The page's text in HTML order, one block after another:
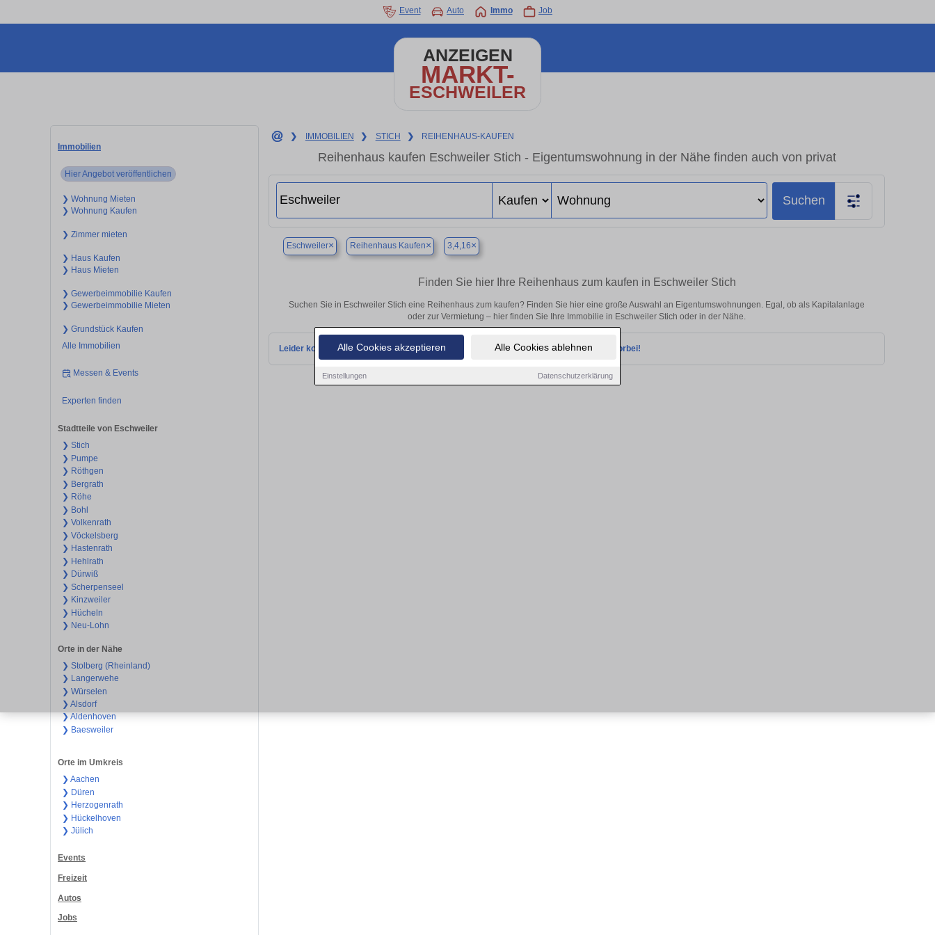
Alle Cookies akzeptieren Alle Cookies ablehnen
Einstellungen Datenschutzerklärung
Event Auto Immo Job
ANZEIGEN
MARKT-
ESCHWEILER
Immobilien
Hier Angebot veröffentlichen
❯ Wohnung Mieten
❯ Wohnung Kaufen
❯ Zimmer mieten
❯ Haus Kaufen
❯ Haus Mieten
❯ Gewerbeimmobilie Kaufen
❯ Gewerbeimmobilie Mieten
❯ Grundstück Kaufen
Alle Immobilien
Messen & Events
Experten finden
Stadtteile von Eschweiler
❯ Stich
❯ Pumpe
❯ Röthgen
❯ Bergrath
❯ Röhe
❯ Bohl
❯ Volkenrath
❯ Vöckelsberg
❯ Hastenrath
❯ Hehlrath
❯ Dürwiß
❯ Scherpenseel
❯ Kinzweiler
❯ Hücheln
❯ Neu-Lohn
Orte in der Nähe
❯ Stolberg (Rheinland)
❯ Langerwehe
❯ Würselen
❯ Alsdorf
❯ Aldenhoven
❯ Baesweiler
Orte im Umkreis
❯ Aachen
❯ Düren
❯ Herzogenrath
❯ Hückelhoven
❯ Jülich
Events
Freizeit
Autos
Jobs
❯ IMMOBILIEN ❯ STICH ❯ REIHENHAUS-KAUFEN
Reihenhaus kaufen Eschweiler Stich - Eigentumswohnung in der Nähe finden auch von privat
Suchen
Eschweiler× Reihenhaus Kaufen× 3,4,16×
Finden Sie hier Ihre Reihenhaus zum kaufen in Eschweiler Stich
Suchen Sie in Eschweiler Stich eine Reihenhaus zum kaufen? Finden Sie hier eine große Auswahl an Eigentumswohnungen. Egal, ob als Kapitalanlage
oder zur Vermietung – hier finden Sie Ihre Immobilie in Eschweiler Stich oder in der Nähe.
Leider konnten wir derzeit keine passenden Objekte finden. Schauen Sie bald wieder vorbei!